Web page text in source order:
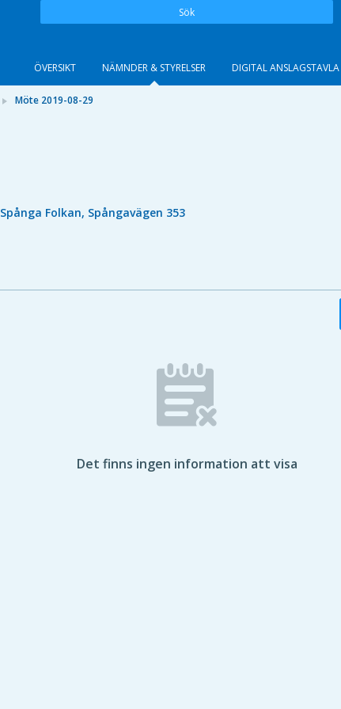
Sök
ÖVERSIKT NÄMNDER & STYRELSER DIGITAL ANSLAGSTAVLA
Möte 2019-08-29
Spånga Folkan, Spångavägen 353
Det finns ingen information att visa